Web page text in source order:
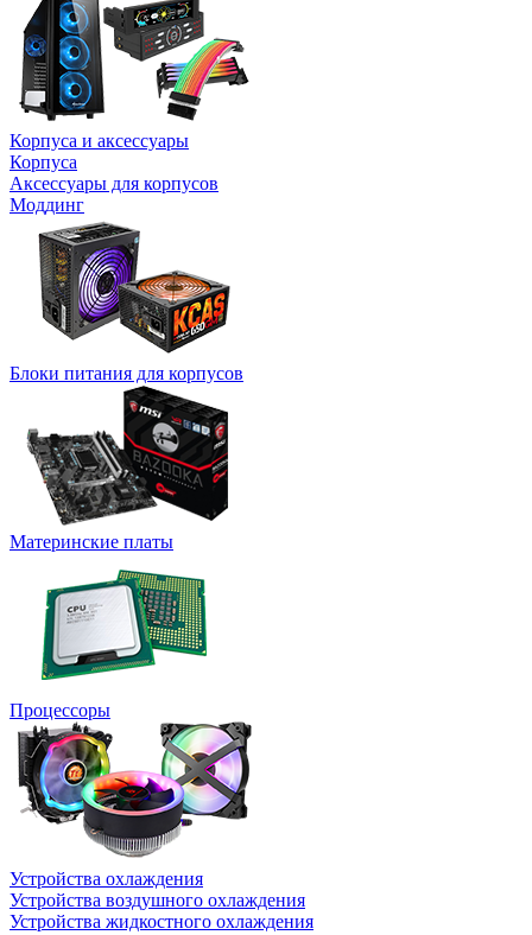
Корпуса и аксессуары
Корпуса
Аксессуары для корпусов
Моддинг
Блоки питания для корпусов
Материнские платы
Процессоры
Устройства охлаждения
Устройства воздушного охлаждения
Устройства жидкостного охлаждения